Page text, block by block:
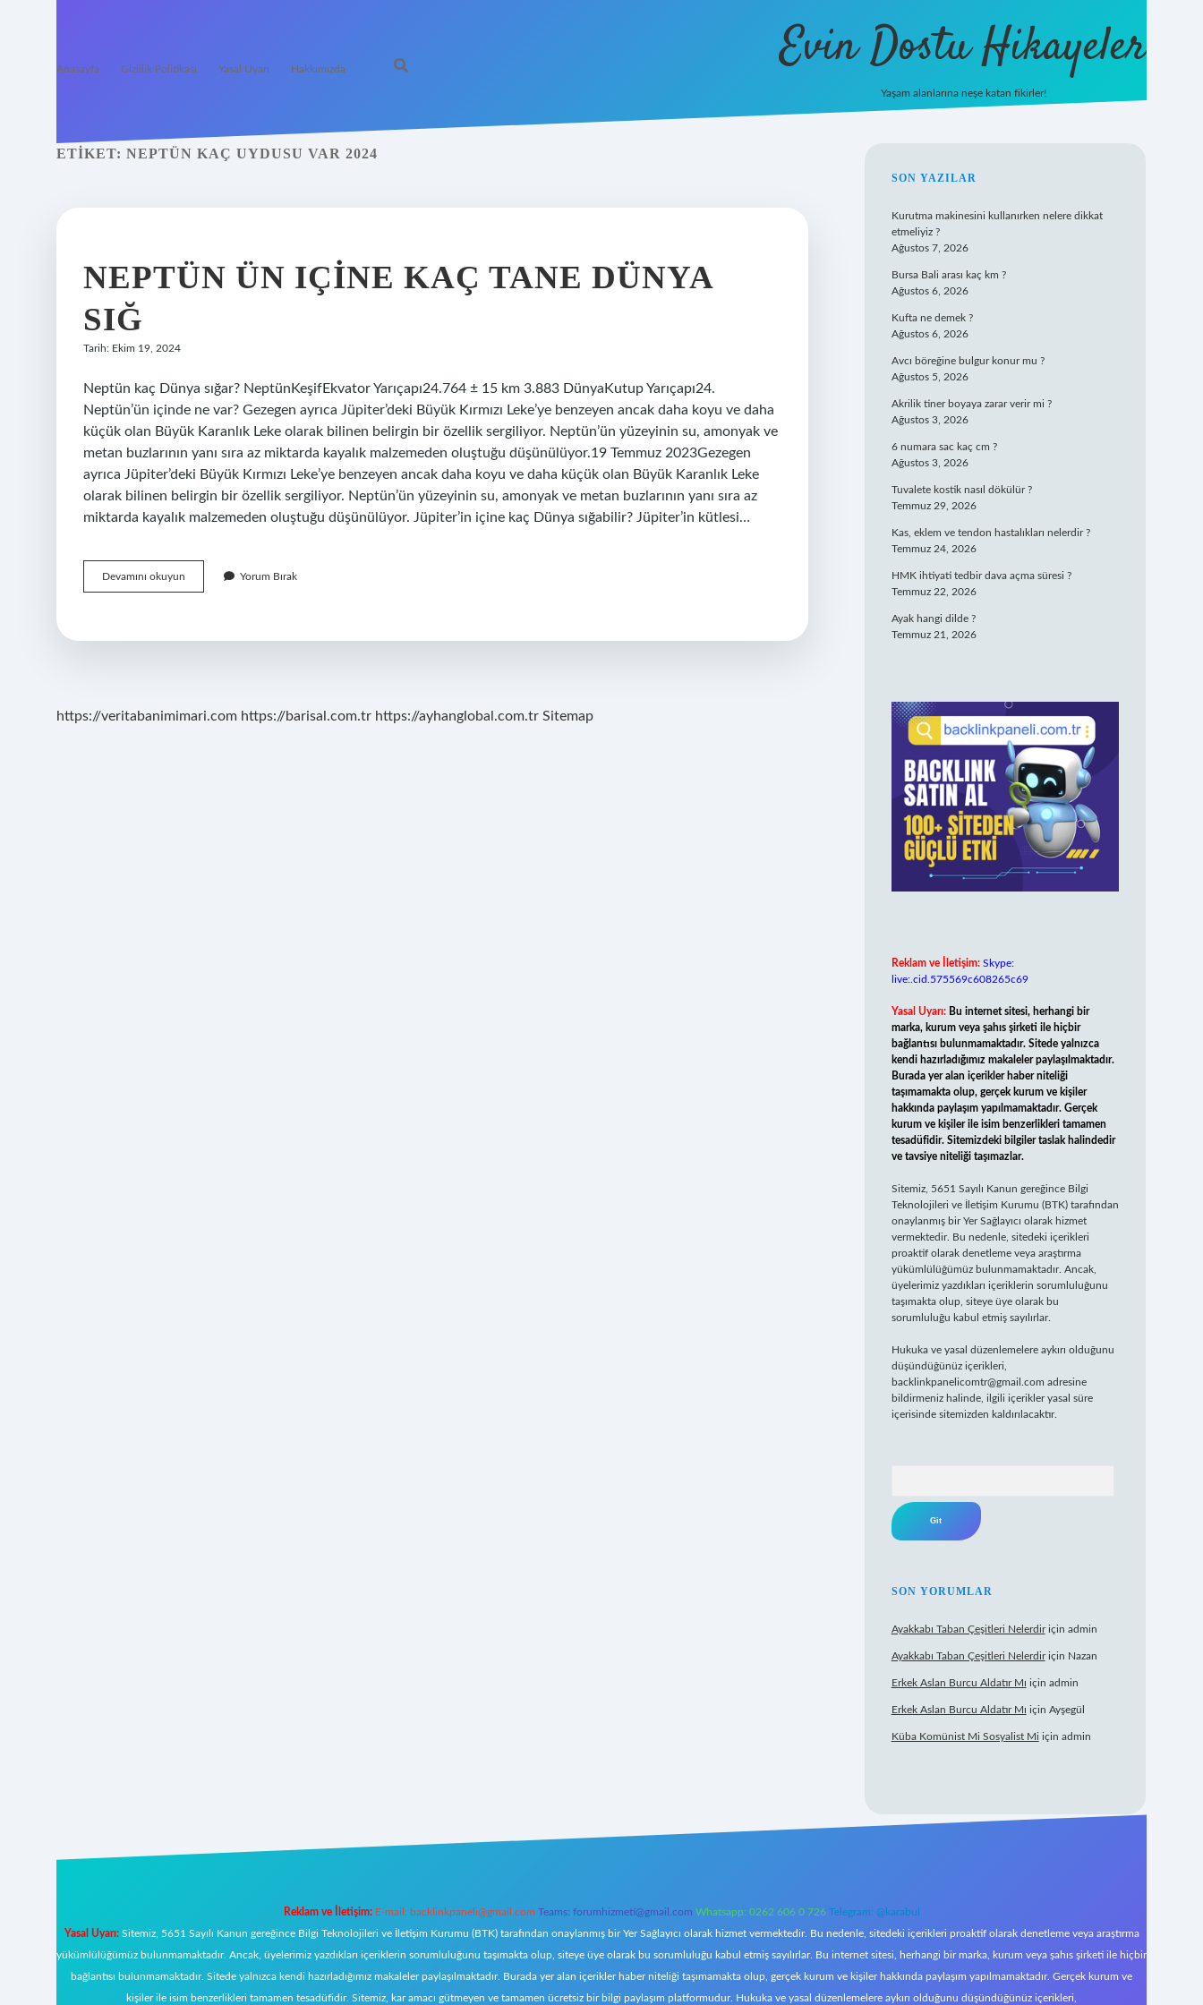
Anasayfa Gizlilik Politikası Yasal Uyarı Hakkımızda Evin Dostu Hikayeler
Yaşam alanlarına neşe katan fikirler!
ETIKET: NEPTÜN KAÇ UYDUSU VAR 2024
NEPTÜN ÜN IÇINE KAÇ TANE DÜNYA
SIĞ
Tarih: Ekim 19, 2024
Neptün kaç Dünya sığar? NeptünKeşifEkvator Yarıçapı24.764 ± 15 km 3.883 DünyaKutup Yarıçapı24.
Neptün’ün içinde ne var? Gezegen ayrıca Jüpiter’deki Büyük Kırmızı Leke’ye benzeyen ancak daha koyu ve daha
küçük olan Büyük Karanlık Leke olarak bilinen belirgin bir özellik sergiliyor. Neptün’ün yüzeyinin su, amonyak ve
metan buzlarının yanı sıra az miktarda kayalık malzemeden oluştuğu düşünülüyor.19 Temmuz 2023Gezegen
ayrıca Jüpiter’deki Büyük Kırmızı Leke’ye benzeyen ancak daha koyu ve daha küçük olan Büyük Karanlık Leke
olarak bilinen belirgin bir özellik sergiliyor. Neptün’ün yüzeyinin su, amonyak ve metan buzlarının yanı sıra az
miktarda kayalık malzemeden oluştuğu düşünülüyor. Jüpiter’in içine kaç Dünya sığabilir? Jüpiter’in kütlesi…
Devamını okuyun
Ün
Tane
Yorum Bırak
https://veritabanimimari.com https://barisal.com.tr https://ayhanglobal.com.tr Sitemap
SIDEBAR
SON YAZILAR
Kurutma makinesini kullanırken nelere dikkat
etmeliyiz ?
Ağustos 7, 2026
Bursa Bali arası kaç km ?
Ağustos 6, 2026
Kufta ne demek ?
Ağustos 6, 2026
Avcı böreğine bulgur konur mu ?
Ağustos 5, 2026
Akrilik tiner boyaya zarar verir mi ?
Ağustos 3, 2026
6 numara sac kaç cm ?
Ağustos 3, 2026
Tuvalete kostik nasıl dökülür ?
Temmuz 29, 2026
Kas, eklem ve tendon hastalıkları nelerdir ?
Temmuz 24, 2026
HMK ihtiyati tedbir dava açma süresi ?
Temmuz 22, 2026
Ayak hangi dilde ?
Temmuz 21, 2026
Reklam ve İletişim: Skype:
live:.cid.575569c608265c69
Yasal Uyarı: Bu internet sitesi, herhangi bir
marka, kurum veya şahıs şirketi ile hiçbir
bağlantısı bulunmamaktadır. Sitede yalnızca
kendi hazırladığımız makaleler paylaşılmaktadır.
Burada yer alan içerikler haber niteliği
taşımamakta olup, gerçek kurum ve kişiler
hakkında paylaşım yapılmamaktadır. Gerçek
kurum ve kişiler ile isim benzerlikleri tamamen
tesadüfidir. Sitemizdeki bilgiler taslak halindedir
ve tavsiye niteliği taşımazlar.
Sitemiz, 5651 Sayılı Kanun gereğince Bilgi
Teknolojileri ve İletişim Kurumu (BTK) tarafından
onaylanmış bir Yer Sağlayıcı olarak hizmet
vermektedir. Bu nedenle, sitedeki içerikleri
proaktif olarak denetleme veya araştırma
yükümlülüğümüz bulunmamaktadır. Ancak,
üyelerimiz yazdıkları içeriklerin sorumluluğunu
taşımakta olup, siteye üye olarak bu
sorumluluğu kabul etmiş sayılırlar.
Hukuka ve yasal düzenlemelere aykırı olduğunu
düşündüğünüz içerikleri,
backlinkpanelicomtr@gmail.com adresine
bildirmeniz halinde, ilgili içerikler yasal süre
içerisinde sitemizden kaldırılacaktır.
SON YORUMLAR
Ayakkabı Taban Çeşitleri Nelerdiriçin admin
Ayakkabı Taban Çeşitleri Nelerdiriçin Nazan
Erkek Aslan Burcu Aldatır Mı için admin
Erkek Aslan Burcu Aldatır Mı için Ayşegül
Küba Komünist Mi Sosyalist Mi için admin
Reklam ve İletişim: E-mail: backlinkpaneli@gmail.com Teams: forumhizmeti@gmail.com Whatsapp: 0262 606 0 726 Telegram: @karabul
Yasal Uyarı:Sitemiz, 5651 Sayılı Kanun gereğince Bilgi Teknolojileri ve İletişim Kurumu (BTK) tarafından onaylanmış bir Yer Sağlayıcı olarak hizmet vermektedir. Bu nedenle, sitedeki içerikleri proaktif olarak denetleme veya araştırma
yükümlülüğümüz bulunmamaktadır. Ancak, üyelerimiz yazdıkları içeriklerin sorumluluğunu taşımakta olup, siteye üye olarak bu sorumluluğu kabul etmiş sayılırlar. Bu internet sitesi, herhangi bir marka, kurum veya şahıs şirketi ile hiçbir
bağlantısı bulunmamaktadır. Sitede yalnızca kendi hazırladığımız makaleler paylaşılmaktadır. Burada yer alan içerikler haber niteliği taşımamakta olup, gerçek kurum ve kişiler hakkında paylaşım yapılmamaktadır. Gerçek kurum ve
kişiler ile isim benzerlikleri tamamen tesadüfidir. Sitemiz, kar amacı gütmeyen ve tamamen ücretsiz bir bilgi paylaşım platformudur. Hukuka ve yasal düzenlemelere aykırı olduğunu düşündüğünüz içerikleri,